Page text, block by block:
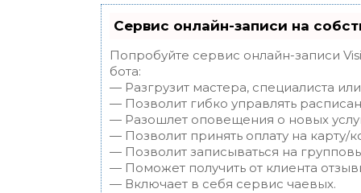
Сервис онлайн-записи на
Попробуйте сервис онлайн-записи
бота:
— Разгрузит мастера, специалиста
— Позволит гибко управлять
— Разошлет оповещения о новых
— Позволит принять оплату на карту/
— Позволит записываться на
— Поможет получить от клиента
— Включает в себя сервис чаевых.